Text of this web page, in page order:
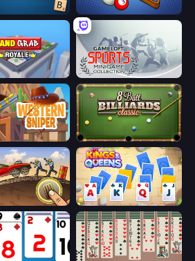
BilliardX
Royale Gameloft Sports Minigame Collection
Sniper 8 Ball Billiards Classic
Earn to Die: Zombie Ride Kings and Queens Solitaire TriPeaks